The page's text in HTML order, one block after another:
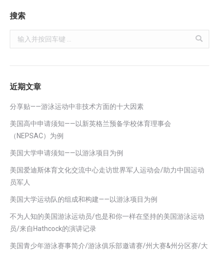
搜索
Search:
近期文章
分享贴——游泳运动中非技术方面的十大因素
美国高中申请须知——以新英格兰预备学校体育理事会
（NEPSAC）为例
美国大学申请须知——以游泳项目为例
美国爱迪斯体育文化交流中心走访世界军人运动会/助力中国运动
员军人
美国大学运动队的组成和构建——以游泳项目为例
不为人知的美国游泳运动员/也是和你一样在坚持的美国游泳运动
员/来自Hathcock的演讲记录
美国青少年游泳赛事简介/游泳俱乐部邀请赛/州大赛&州分区赛/大